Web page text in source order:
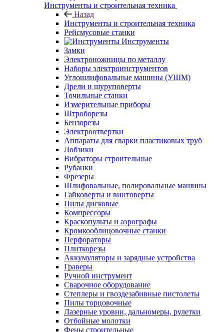
Инструменты и строительная техника
Назад
Инструменты и строительная техника
Рейсмусовые станки
Инструменты
Замки
Электроножницы по металлу
Наборы электроинструментов
Углошлифовальные машины (УШМ)
Дрели и шуруповерты
Точильные станки
Измерительные приборы
Штроборезы
Бензорезы
Электроотвертки
Аппараты для сварки пластиковых труб
Лобзики
Вибраторы строительные
Рубанки
Фрезеры
Шлифовальные, полировальные машины
Гайковерты и винтоверты
Пилы дисковые
Компрессоры
Краскопульты и аэрографы
Кромкооблицовочные станки
Перфораторы
Плиткорезы
Аккумуляторы и зарядные устройства
Граверы
Ручной инструмент
Сварочное оборудование
Степлеры и гвоздезабивные пистолеты
Пилы торцовочные
Лазерные уровни, дальномеры, рулетки
Отбойные молотки
Фены строительные